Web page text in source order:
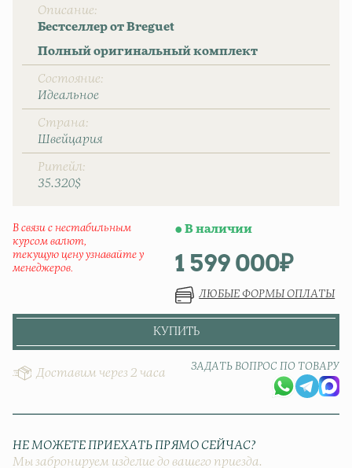
Описание
Бестселлер от Breguet
Полный оригинальный комплект
Состояние
Идеальное
Страна
Швейцаpия
Ритейл
35.320$
В связи с нестабильным
курсом валют,
текущую цену узнавайте у
менеджеров.
1 599 000₽
В наличии
ЛЮБЫЕ ФОРМЫ ОПЛАТЫ
КУПИТЬ
Доставим через 2 часа
ЗАДАТЬ ВОПРОС ПО ТОВАРУ
НЕ МОЖЕТЕ ПРИЕХАТЬ ПРЯМО СЕЙЧАС?
Мы забронируем изделие до вашего приезда.